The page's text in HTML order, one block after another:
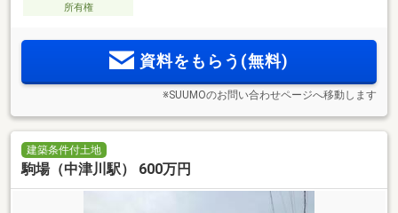
所有権
資料をもらう(無料)
※SUUMOのお問い合わせページへ移動します
建築条件付土地
駒場（中津川駅） 600万円